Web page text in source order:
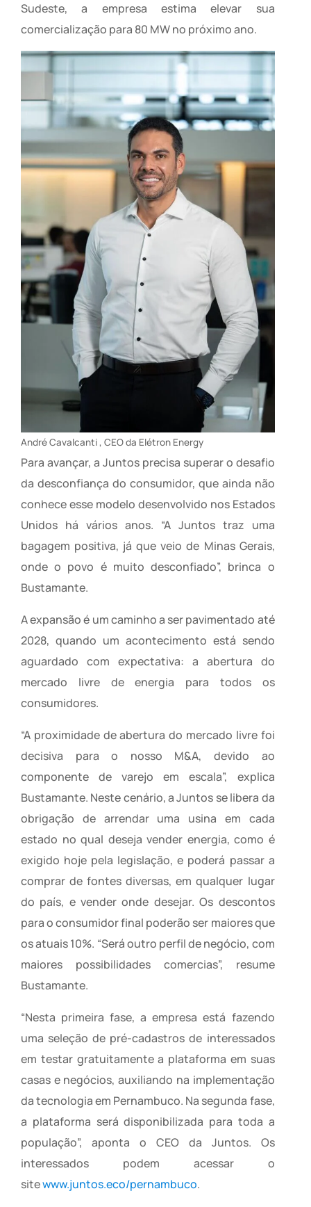
Sudeste, a empresa estima elevar sua
comercialização para 80 MW no próximo ano.
André Cavalcanti , CEO da Elétron Energy
Para avançar, a Juntos precisa superar o desafio
da desconfiança do consumidor, que ainda não
conhece esse modelo desenvolvido nos Estados
Unidos há vários anos. “A Juntos traz uma
bagagem positiva, já que veio de Minas Gerais,
onde o povo é muito desconfiado”, brinca o
Bustamante.
A expansão é um caminho a ser pavimentado até
2028, quando um acontecimento está sendo
aguardado com expectativa: a abertura do
mercado livre de energia para todos os
consumidores.
“A proximidade de abertura do mercado livre foi
decisiva para o nosso M&A, devido ao
componente de varejo em escala”, explica
Bustamante. Neste cenário, a Juntos se libera da
obrigação de arrendar uma usina em cada
estado no qual deseja vender energia, como é
exigido hoje pela legislação, e poderá passar a
comprar de fontes diversas, em qualquer lugar
do país, e vender onde desejar. Os descontos
para o consumidor final poderão ser maiores que
os atuais 10%. “Será outro perfil de negócio, com
maiores possibilidades comercias”, resume
Bustamante.
“Nesta primeira fase, a empresa está fazendo
uma seleção de pré-cadastros de interessados
em testar gratuitamente a plataforma em suas
casas e negócios, auxiliando na implementação
da tecnologia em Pernambuco. Na segunda fase,
a plataforma será disponibilizada para toda a
população”, aponta o CEO da Juntos. Os
interessados podem acessar o
sitewww.juntos.eco/pernambuco.